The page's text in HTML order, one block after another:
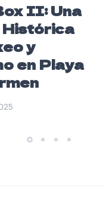
II: Una
Histórica
y
en Playa